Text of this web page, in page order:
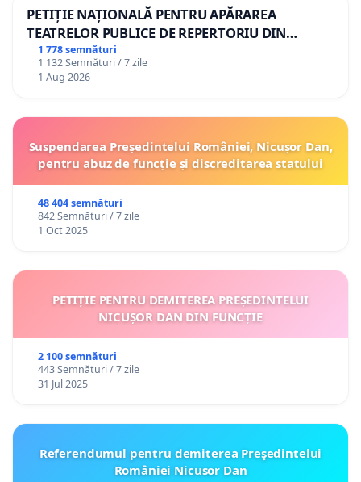
PETIȚIE NAȚIONALĂ PENTRU APĂRAREA
TEATRELOR PUBLICE DE REPERTORIU DIN
ROMÂNIA
1 778 semnături
1 132 Semnături / 7 zile
1 Aug 2026
Suspendarea Președintelui României, Nicușor Dan,
pentru abuz de funcție și discreditarea statului
48 404 semnături
842 Semnături / 7 zile
1 Oct 2025
PETIȚIE PENTRU DEMITEREA PREȘEDINTELUI
NICUȘOR DAN DIN FUNCȚIE
2 100 semnături
443 Semnături / 7 zile
31 Jul 2025
Referendumul pentru demiterea Preşedintelui
României Nicusor Dan